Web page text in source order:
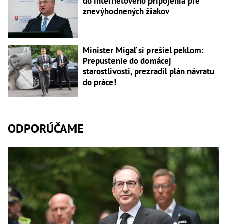
znevýhodnených žiakov
Minister Migaľ si prešiel peklom:
Prepustenie do domácej
starostlivosti, prezradil plán návratu
do práce!
ODPORÚČAME